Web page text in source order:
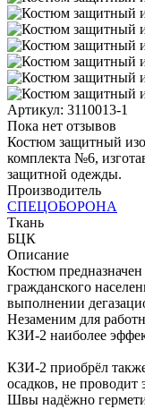
Артикул: 3110013-1
Пока нет отзывов
Костюм защитный
комплекта №6,
защитной одежды.
Производитель
СПЕЦОБОРОНА
Ткань
БЦК
Описание
Костюм
гражданского
выполнении
Незаменим для
КЗИ-2 наиболее
КЗИ-2 приобрёл
осадков, не проводит
Швы надёжно